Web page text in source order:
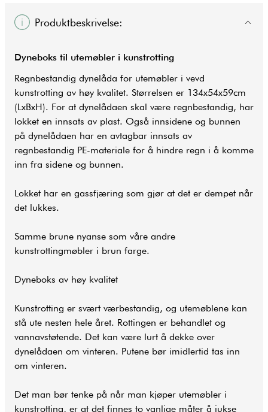
Produktbeskrivelse:
Dyneboks til utemøbler i kunstrotting
Regnbestandig dynelåda for utemøbler i vevd
kunstrotting av høy kvalitet. Størrelsen er 134x54x59cm
(LxBxH). For at dynelådaen skal være regnbestandig, har
lokket en innsats av plast. Også innsidene og bunnen
på dynelådaen har en avtagbar innsats av
regnbestandig PE-materiale for å hindre regn i å komme
inn fra sidene og bunnen.
Lokket har en gassfjæring som gjør at det er dempet når
det lukkes.
Samme brune nyanse som våre andre
kunstrottingmøbler i brun farge.
Dyneboks av høy kvalitet
Kunstrotting er svært værbestandig, og utemøblene kan
stå ute nesten hele året. Rottingen er behandlet og
vannavstøtende. Det kan være lurt å dekke over
dynelådaen om vinteren. Putene bør imidlertid tas inn
om vinteren.
Det man bør tenke på når man kjøper utemøbler i
kunstrotting, er at det finnes to vanlige måter å jukse